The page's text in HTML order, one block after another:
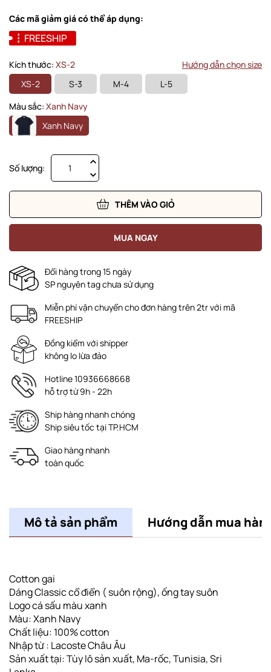
Các mã giảm giá có thể áp dụng:
FREESHIP
Kích thước: XS-2
Hướng dẫn chọn size
XS-2
S-3 M-4
L-5
Màu sắc: Xanh Navy
Xanh Navy
Số lượng:
THÊM VÀO GIỎ
MUA NGAY
Đổi hàng trong 15 ngày
SP nguyên tag chưa sử dụng
Miễn phí vận chuyển cho đơn hàng trên 2tr với mã
FREESHIP
Đồng kiểm với shipper
không lo lừa đảo
Hotline 10936668668
hỗ trợ từ 9h - 22h
Ship hàng nhanh chóng
Ship siêu tốc tại TP.HCM
Giao hàng nhanh
toàn quốc
Mô tả sản phẩm Hướng dẫn mua
Cotton gai
Dáng Classic cổ điển ( suôn rộng), ống tay suôn
Logo cá sấu màu xanh
Màu: Xanh Navy
Chất liệu: 100% cotton
Nhập từ : Lacoste Châu Âu
Sản xuất tại: Tùy lô sản xuất, Ma-rốc, Tunisia, Sri